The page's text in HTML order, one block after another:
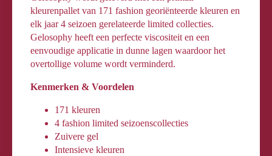
kleurenpallet van 171 fashion georiënteerde kleuren en
elk jaar 4 seizoen gerelateerde limited collecties.
Gelosophy heeft een perfecte viscositeit en een
eenvoudige applicatie in dunne lagen waardoor het
overtollige volume wordt verminderd.
Kenmerken & Voordelen
171 kleuren
4 fashion limited seizoenscollecties
Zuivere gel
Intensieve kleuren